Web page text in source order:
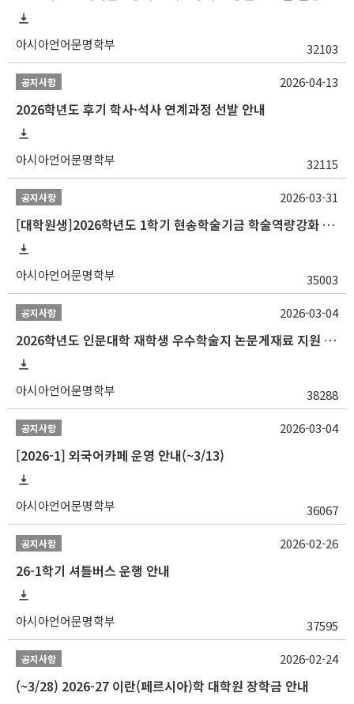
아시아언어문명학부 32103
공지사항
2026학년도 후기 학사·석사 연계과정 선발 안내
아시아언어문명학부 32115
2026-04-13
공지사항
[대학원생]2026학년도 1학기 현송학술기금 학술역량강화 사업 안내
아시아언어문명학부 35003
2026-03-31
공지사항
2026학년도 인문대학 재학생 우수학술지 논문게재료 지원 안내
아시아언어문명학부 38288
2026-03-04
공지사항
[2026-1] 외국어카페 운영 안내(~3/13)
아시아언어문명학부 36067
2026-03-04
공지사항
26-1학기 셔틀버스 운행 안내
아시아언어문명학부 37595
2026-02-26
공지사항
(~3/28) 2026-27 이란(페르시아)학 대학원 장학금 안내
2026-02-24